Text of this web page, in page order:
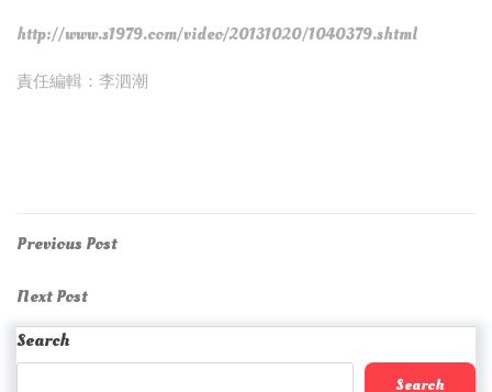
http://www.s1979.com/video/20131020/1040379.shtml
責任編輯：李泗潮
Post
navigation
Previous
Previous Post
Next
Post
Next Post
Search
Search